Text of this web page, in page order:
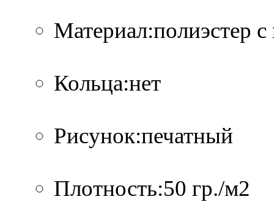
Материал:полиэстер
Кольца:нет
Рисунок:печатный
Плотность:50 гр./м2